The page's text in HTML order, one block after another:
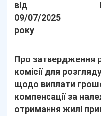
від
09/07/2025
року
Про затвердження
комісії для
щодо виплати
компенсації за
отримання жилі